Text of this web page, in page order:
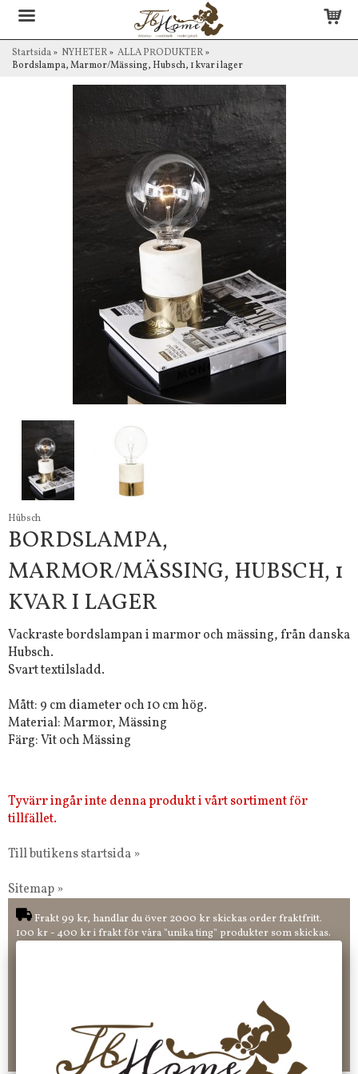
Startsida» NYHETER» ALLA PRODUKTER»
Bordslampa, Marmor/Mässing, Hubsch, 1 kvar i lager
Hûbsch
BORDSLAMPA,
MARMOR/MÄSSING, HUBSCH, 1
KVAR I LAGER
Vackraste bordslampan i marmor och mässing, från danska
Hubsch.
Svart textilsladd.
Mått: 9 cm diameter och 10 cm hög.
Material: Marmor, Mässing
Färg: Vit och Mässing
Tyvärr ingår inte denna produkt i vårt sortiment för
tillfället.
Till butikens startsida »
Sitemap »
Frakt 99 kr, handlar du över 2000 kr skickas order fraktfritt.
100 kr - 400 kr i frakt för våra "unika ting" produkter som skickas.
CHECKOUT. Välj själv hur du vill betala mellan alla Klarnas
betalningstjänster. Och du kan även välja PAYSON betalningstjänst.
Nöjda kunder och strävar efter att ha snabba leveranser!
-ligt Tack för att just Du tittar in hos Jb Home!